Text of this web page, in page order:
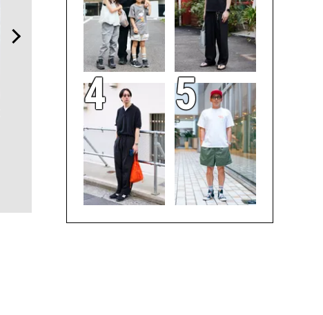
「ハリー・ウィンストン」
の”ラグスポ”で最上級の気
【ムーンスウォッチからヴ
ィンテージまで】「三越ワ
ールドウォッチフェア」開
催。都内百貨店初の試み
も！